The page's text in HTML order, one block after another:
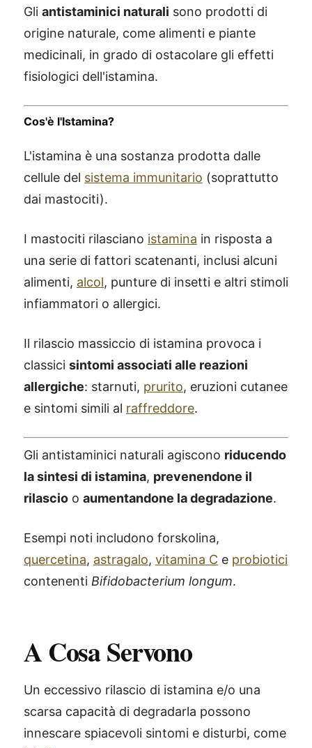
Gli antistaminici naturali sono prodotti di
origine naturale, come alimenti e piante
medicinali, in grado di ostacolare gli effetti
fisiologici dell'istamina.
Cos'è l'Istamina?
L'istamina è una sostanza prodotta dalle
cellule del sistema immunitario (soprattutto
dai mastociti).
I mastociti rilasciano istamina in risposta a
una serie di fattori scatenanti, inclusi alcuni
alimenti, alcol, punture di insetti e altri stimoli
infiammatori o allergici.
Il rilascio massiccio di istamina provoca i
classici sintomi associati alle reazioni
allergiche: starnuti, prurito, eruzioni cutanee
e sintomi simili al raffreddore.
Gli antistaminici naturali agiscono riducendo
la sintesi di istamina, prevenendone il
rilascio o aumentandone la degradazione.
Esempi noti includono forskolina,
quercetina, astragalo, vitamina C e probiotici
contenenti Bifidobacterium longum.
A Cosa Servono
Un eccessivo rilascio di istamina e/o una
scarsa capacità di degradarla possono
innescare spiacevoli sintomi e disturbi, come